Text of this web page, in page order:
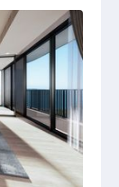
ート開業
組織設計